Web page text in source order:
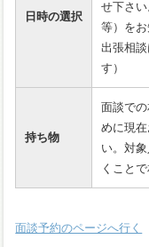
日時の選択
せ下さ
等）をお
出張相
す）
持ち物
面談で
めに現
い。対
くこと
面談予約のページへ行く